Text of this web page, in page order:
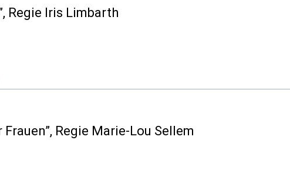
, Regie Iris Limbarth
Frauen”, Regie Marie-Lou Sellem